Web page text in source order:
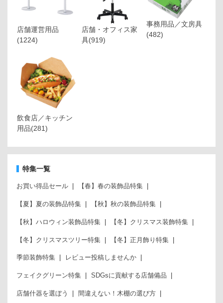
店舗運営用品
(1224)
店舗・オフィス家
具(919)
事務用品／文房具
(482)
飲食店／キッチン
用品(281)
特集一覧
お買い得品セール 【春】春の装飾品特集
【夏】夏の装飾品特集 【秋】秋の装飾品特集
【秋】ハロウィン装飾品特集 【冬】クリスマス装飾特集
【冬】クリスマスツリー特集 【冬】正月飾り特集
季節装飾特集 レビュー投稿しませんか
フェイクグリーン特集 SDGsに貢献する店舗備品
店舗什器を選ぼう 間違えない！木棚の選び方